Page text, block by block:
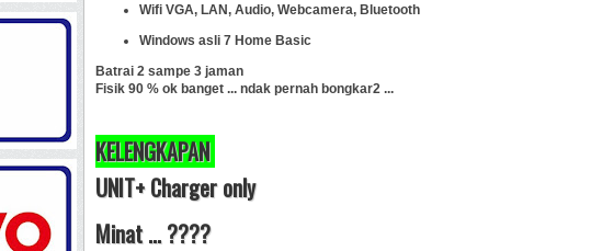
Wifi VGA, LAN, Audio, Webcamera, Bluetooth
Windows asli 7 Home Basic
Batrai 2 sampe 3 jaman
Fisik 90 % ok banget ... ndak pernah bongkar2 ...
KELENGKAPAN
UNIT+ Charger only
Minat ... ????